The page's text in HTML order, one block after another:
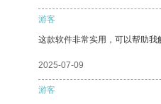
游客
这款软件非常实用，可以帮助我
2025-07-09
游客